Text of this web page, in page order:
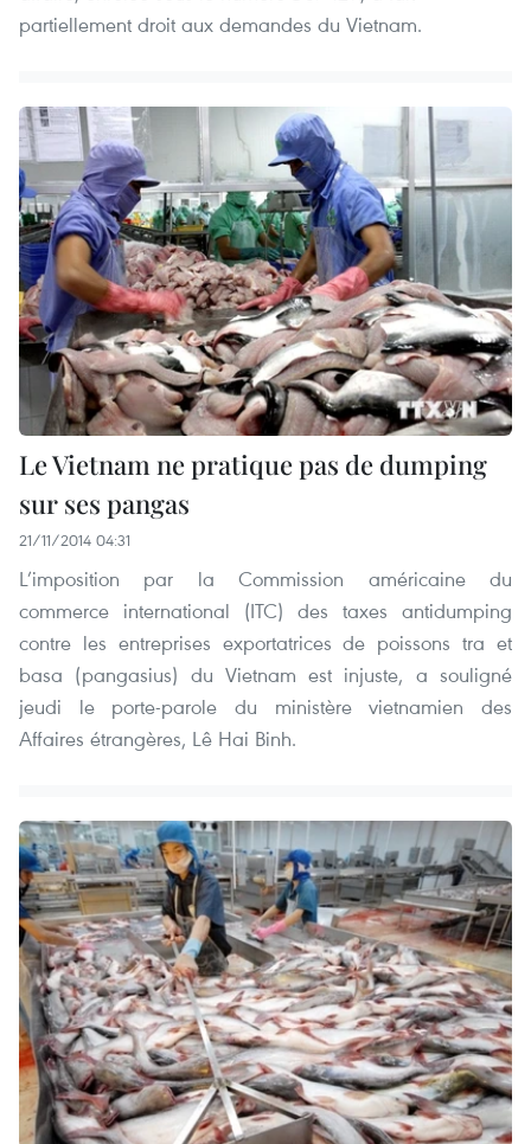
partiellement droit aux demandes du Vietnam.
Le Vietnam ne pratique pas de dumping
sur ses pangas
21/11/2014 04:31
L’imposition par la Commission américaine du
commerce international (ITC) des taxes antidumping
contre les entreprises exportatrices de poissons tra et
basa (pangasius) du Vietnam est injuste, a souligné
jeudi le porte-parole du ministère vietnamien des
Affaires étrangères, Lê Hai Binh.